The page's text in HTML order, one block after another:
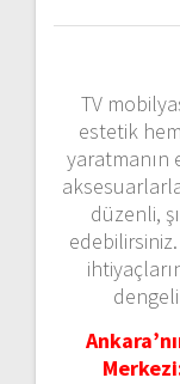
TV
estetik
yaratmanın
düzenli,